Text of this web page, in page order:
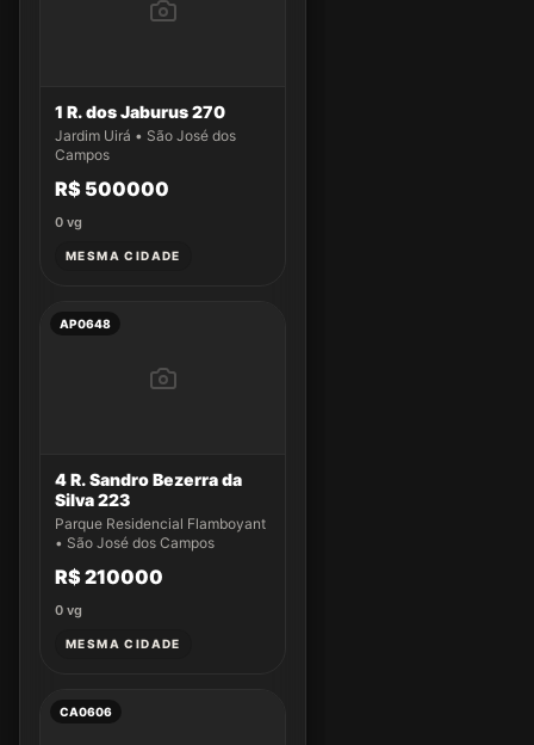
1 R. dos Jaburus 270
Jardim Uirá • São José dos
Campos
R$ 500000
0 vg
MESMA CIDADE
AP0648
4 R. Sandro Bezerra da
Silva 223
Parque Residencial Flamboyant
• São José dos Campos
R$ 210000
0 vg
MESMA CIDADE
CA0606